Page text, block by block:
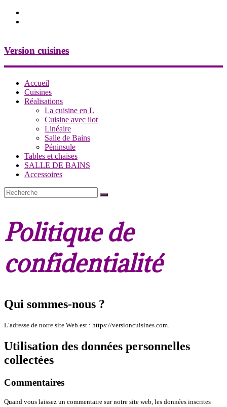
Version cuisines
Accueil
Cuisines
Réalisations
La cuisine en L
Cuisine avec ilot
Linéaire
Salle de Bains
Péninsule
Tables et chaises
SALLE DE BAINS
Accessoires
Politique de
confidentialité
Qui sommes-nous ?
L’adresse de notre site Web est : https://versioncuisines.com.
Utilisation des données personnelles
collectées
Commentaires
Quand vous laissez un commentaire sur notre site web, les données inscrites